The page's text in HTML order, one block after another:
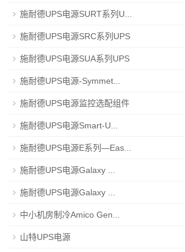
施耐德UPS电源SURT系列U...
施耐德UPS电源SRC系列UPS
施耐德UPS电源SUA系列UPS
施耐德UPS电源-Symmet...
施耐德UPS电源监控选配组件
施耐德UPS电源Smart-U...
施耐德UPS电源E系列—Eas...
施耐德UPS电源Galaxy ...
施耐德UPS电源Galaxy ...
中小机房制冷Amico Gen...
山特UPS电源